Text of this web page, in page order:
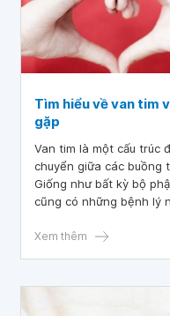
Tìm hiểu về van tim
gặp
Van tim là một cấu trúc
chuyển giữa các buồng
Giống như bất kỳ bộ
cũng có những bệnh lý
hiểu.
Xem thêm